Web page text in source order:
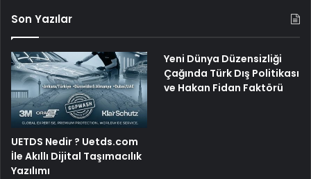
Son Yazılar
UETDS Nedir ? Uetds.com
İle Akıllı Dijital Taşımacılık
Yazılımı
Yeni Dünya Düzensizliği
Çağında Türk Dış Politikası
ve Hakan Fidan Faktörü